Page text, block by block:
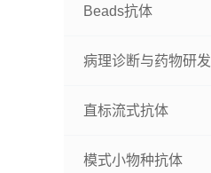
Beads抗体
病理诊断与药物研发
直标流式抗体
模式小物种抗体